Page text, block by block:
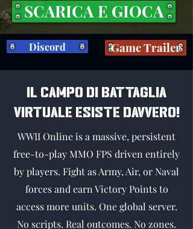
SCARICA E GIOCA
Discord Game Trailer
Il campo di battaglia
virtuale esiste davvero!
WWII Online is a massive, persistent
free-to-play MMO FPS driven entirely
by players. Fight as Army, Air, or Naval
forces and earn Victory Points to
access more units. One global server.
No scripts. Real outcomes. No zones.